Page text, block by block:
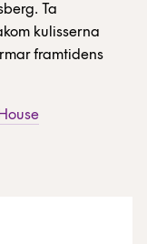
Ta
kulisserna
framtidens